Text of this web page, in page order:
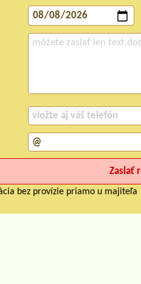
bez provízie priamo u majiteľa